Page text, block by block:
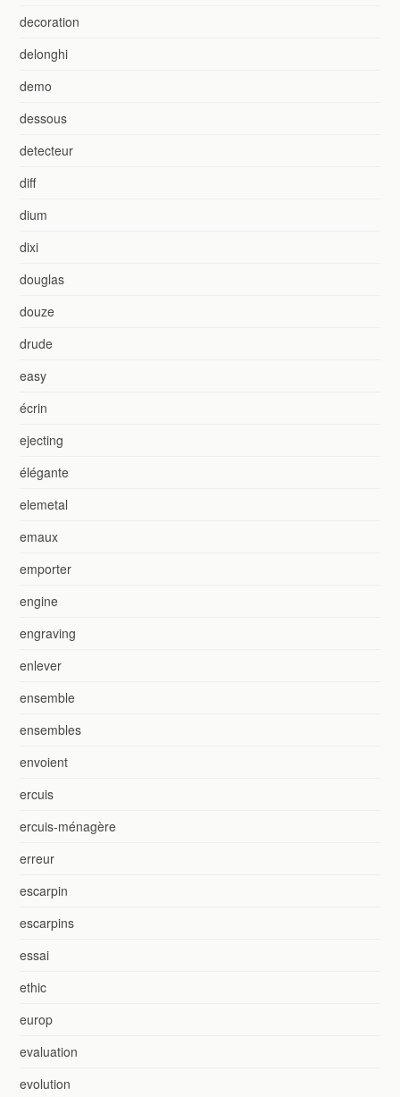
decoration
delonghi
demo
dessous
detecteur
diff
dium
dixi
douglas
douze
drude
easy
écrin
ejecting
élégante
elemetal
emaux
emporter
engine
engraving
enlever
ensemble
ensembles
envoient
ercuis
ercuis-ménagère
erreur
escarpin
escarpins
essai
ethic
europ
evaluation
evolution